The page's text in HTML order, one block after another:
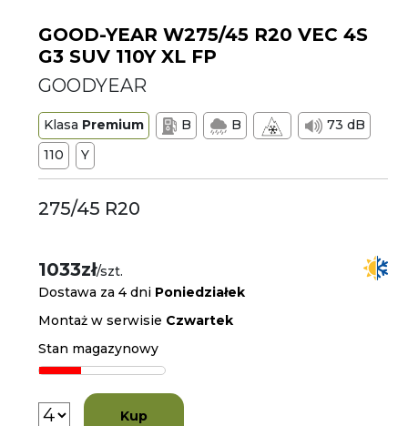
GOOD-YEAR W275/45 R20 VEC 4S
G3 SUV 110Y XL FP
GOODYEAR
Klasa Premium B B
73 dB
110
Y
275/45 R20
1033zł/szt.
Dostawa za 4 dni Poniedziałek
Montaż w serwisie Czwartek
Stan magazynowy
Kup